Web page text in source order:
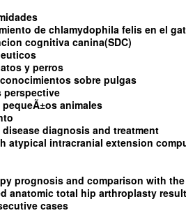
de chlamydophila felis en el
cognitiva canina(SDC)
y perros
sobre pulgas
perspective
animales
diagnosis and treatment
atypical intracranial extension
prognosis and comparison with
anatomic total hip arthroplasty
cases